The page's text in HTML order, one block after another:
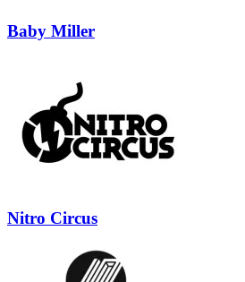
Baby Miller
Nitro Circus